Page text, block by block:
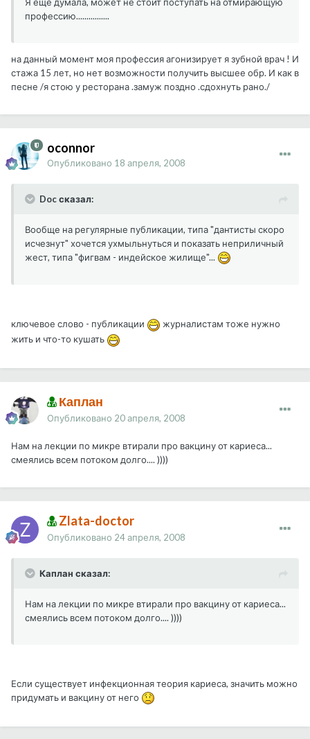
профессию................
на данный момент моя профессия агонизирует я зубной врач ! И
стажа 15 лет, но нет возможности получить высшее обр. И как в
песне /я стою у ресторана .замуж поздно .сдохнуть рано./
oconnor
Опубликовано 18 апреля, 2008
Doc сказал:
Вообще на регулярные публикации, типа "дантисты скоро
исчезнут" хочется ухмыльнуться и показать неприличный
жест, типа "фигвам - индейское жилище"...
ключевое слово - публикации
журналистам тоже нужно
жить и что-то кушать
Каплан
Опубликовано 20 апреля, 2008
Нам на лекции по микре втирали про вакцину от кариеса...
смеялись всем потоком долго.... ))))
Zlata-doctor
Опубликовано 24 апреля, 2008
Каплан сказал:
Нам на лекции по микре втирали про вакцину от кариеса...
смеялись всем потоком долго.... ))))
Если существует инфекционная теория кариеса, значить можно
придумать и вакцину от него